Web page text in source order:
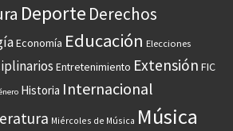
Deporte Derechos
Economía Educación Elecciones
Entretenimiento Extensión FIC
Historia Internacional
Miércoles de Música Música